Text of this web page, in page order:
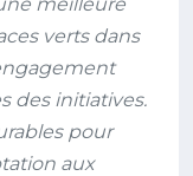
verts dans
des initiatives.
pour
aux